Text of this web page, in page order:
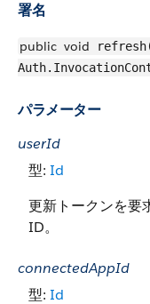
署名
public void
パラメーター
userId
型: Id
更新トークンを要
ID。
connectedAppId
型: Id